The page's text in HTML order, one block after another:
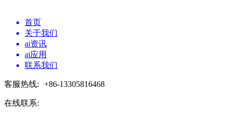
首页
关于我们
ai资讯
ai应用
联系我们
客服热线: +86-13305816468
在线联系: